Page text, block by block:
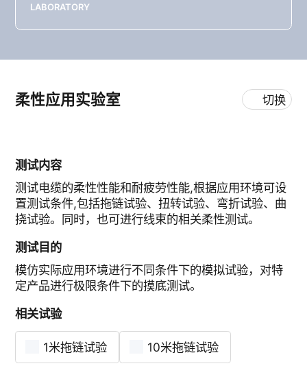
LABORATORY
柔性应用实验室 切换
测试内容
测试电缆的柔性性能和耐疲劳性能,根据应用环境可设
置测试条件,包括拖链试验、扭转试验、弯折试验、曲
挠试验。同时，也可进行线束的相关柔性测试。
测试目的
模仿实际应用环境进行不同条件下的模拟试验，对特
定产品进行极限条件下的摸底测试。
相关试验
1米拖链试验 10米拖链试验